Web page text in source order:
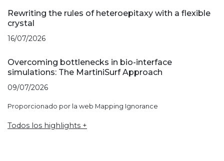
Rewriting the rules of heteroepitaxy with a flexible
crystal
16/07/2026
Overcoming bottlenecks in bio-interface
simulations: The MartiniSurf Approach
09/07/2026
Proporcionado por la web Mapping Ignorance
Todos los highlights +